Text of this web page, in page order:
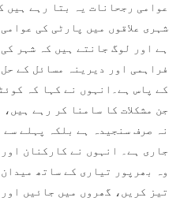
عوامی رجحانات یہ بتا رہے ہیں
شہری علاقوں میں پارٹی کی
ہے اور لوگ جانتے ہیں کہ شہر
فراہمی اور دیرینہ مسائل کے
کے پاس ہے۔انہوں نے کہا کہ
جن مشکلات کا سامنا کر رہے
نہ صرف سنجیدہ ہے بلکہ پہلے
جاری ہے۔ انہوں نے کارکنان
وہ بھرپور تیاری کے ساتھ
تیز کریں، گھروں میں جائیں